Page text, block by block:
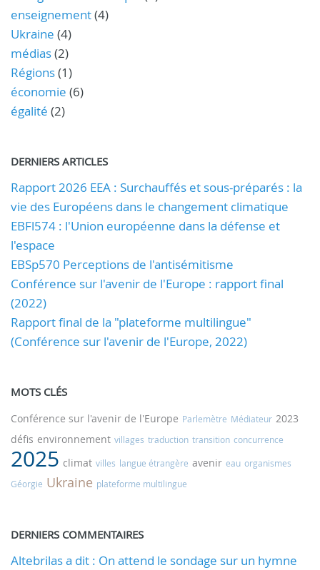
enseignement(4)
Ukraine (4)
médias(2)
Régions(1)
économie (6)
égalité (2)
DERNIERS ARTICLES
Rapport 2026 EEA : Surchauffés et sous-préparés : la
vie des Européens dans le changement climatique
EBFl574 : l'Union européenne dans la défense et
l'espace
EBSp570 Perceptions de l'antisémitisme
Conférence sur l'avenir de l'Europe : rapport final
(2022)
Rapport final de la "plateforme multilingue"
(Conférence sur l'avenir de l'Europe, 2022)
MOTS CLÉS
Conférence sur l'avenir de l'Europe Parlemètre Médiateur 2023
défis environnement villages traduction transition concurrence
2025 climat villes langue étrangère avenir eau organismes
Géorgie Ukraine plateforme multilingue
DERNIERS COMMENTAIRES
Altebrilas a dit : On attend le sondage sur un hymne